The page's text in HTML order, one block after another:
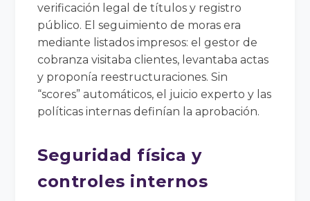
verificación legal de títulos y registro
público. El seguimiento de moras era
mediante listados impresos: el gestor de
cobranza visitaba clientes, levantaba actas
y proponía reestructuraciones. Sin
“scores” automáticos, el juicio experto y las
políticas internas definían la aprobación.
Seguridad física y
controles internos